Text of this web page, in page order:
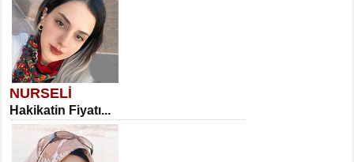
NURSELİ
Hakikatin Fiyatı...